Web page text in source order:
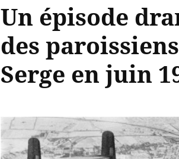
Un épisode
des
Serge en juin